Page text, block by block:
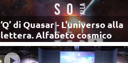
‘Q’ di Quasar - L'universo alla
lettera. Alfabeto cosmico